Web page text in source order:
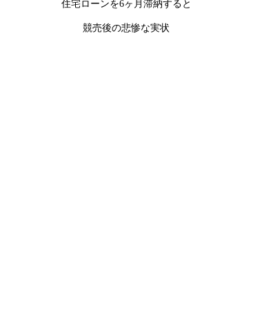
住宅ローンを6ヶ月滞納すると
競売後の悲惨な実状